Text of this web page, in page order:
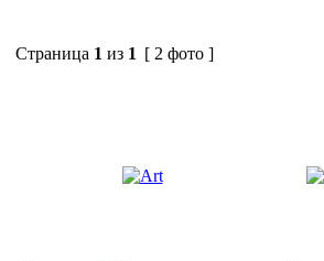
Страница 1 из 1 [ 2 фото ]